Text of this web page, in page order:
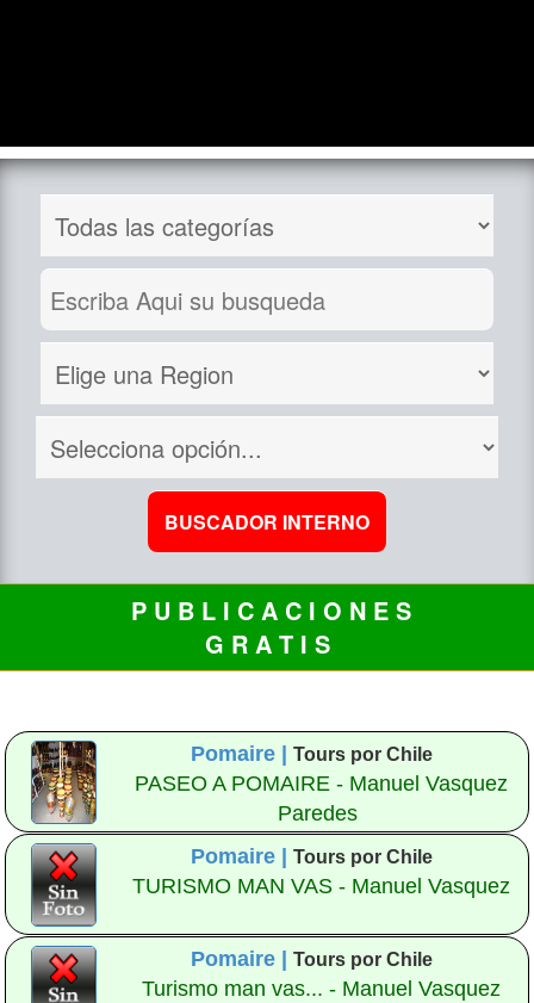
P U B L I C A C I O N E S
G R A T I S
Pomaire |Tours por Chile
PASEO A POMAIRE - Manuel Vasquez
Paredes
Pomaire |Tours por Chile
TURISMO MAN VAS - Manuel Vasquez
Pomaire |Tours por Chile
Turismo man vas... - Manuel Vasquez